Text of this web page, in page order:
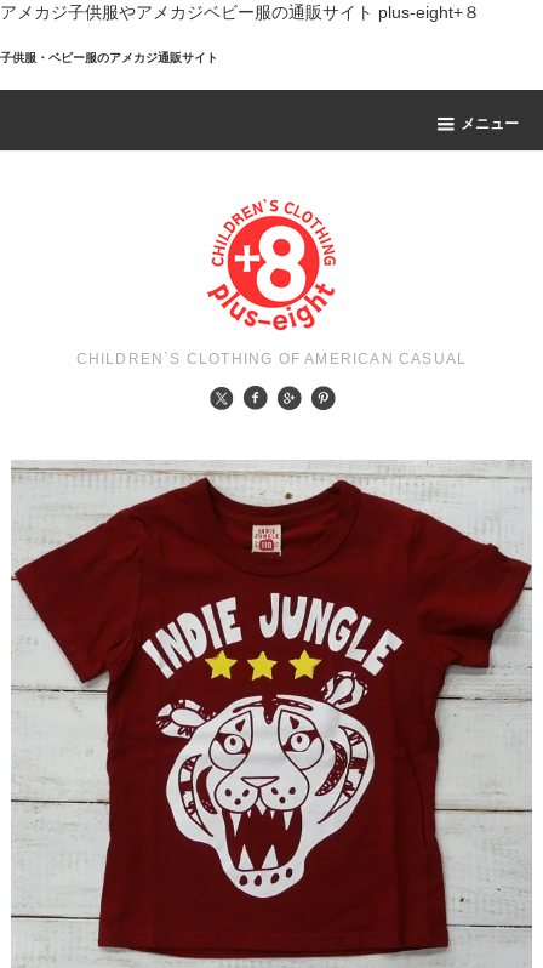
アメカジ子供服やアメカジベビー服の通販サイト plus-eight+８
子供服・ベビー服のアメカジ通販サイト
メニュー
CHILDREN`S CLOTHING OF AMERICAN CASUAL